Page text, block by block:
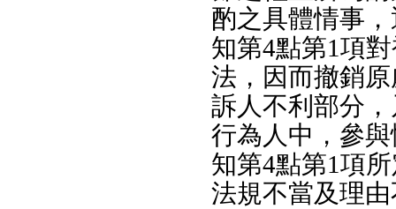
酌之具體情事
知第4點第1項
法，因而撤銷
訴人不利部分
行為人中，參
知第4點第1項
法規不當及理